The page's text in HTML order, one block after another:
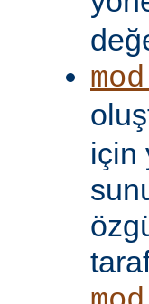
için